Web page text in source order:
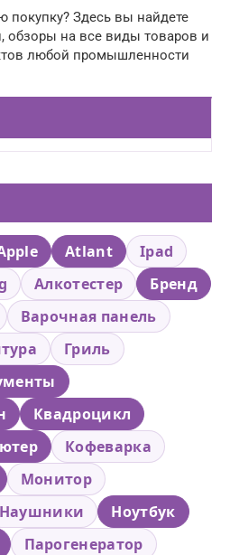
покупку? Здесь вы найдете
обзоры на все виды товаров и
любой промышленности
Atlant
Ipad
Алкотестер
Бренд
Варочная панель
Гриль
Квадроцикл
Кофеварка
Монитор
Наушники
Ноутбук
Парогенератор